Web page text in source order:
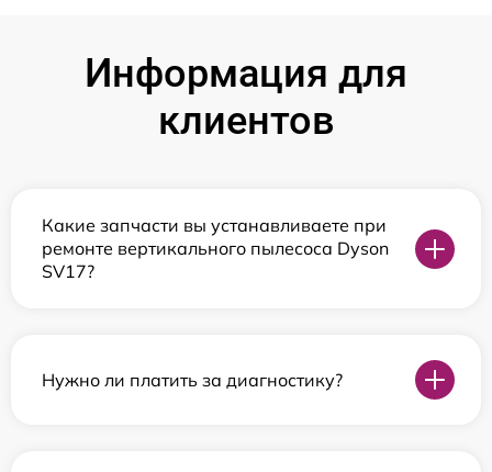
Информация для
клиентов
Какие запчасти вы устанавливаете при
ремонте вертикального пылесоса Dyson
SV17?
Нужно ли платить за диагностику?